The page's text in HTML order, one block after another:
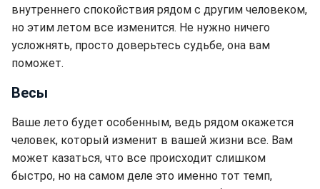
внутреннего спокойствия рядом с другим человеком,
но этим летом все изменится. Не нужно ничего
усложнять, просто доверьтесь судьбе, она вам
поможет.
Весы
Ваше лето будет особенным, ведь рядом окажется
человек, который изменит в вашей жизни все. Вам
может казаться, что все происходит слишком
быстро, но на самом деле это именно тот темп,